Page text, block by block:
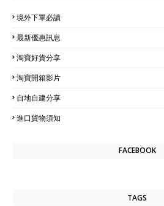
境外下單必讀
最新優惠訊息
淘寶好貨分享
淘寶開箱影片
自地自建分享
進口貨物須知
FACEBOOK
TAGS